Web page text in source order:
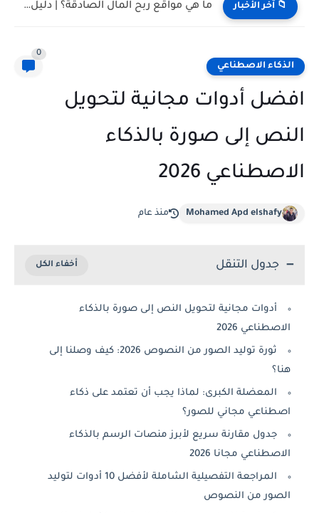
📁 آخر الأخبار تأثير وسائل التواصل الاجتماعي على حياتنا اليومية: بين الفوائد والتحديات
الذكاء الاصطناعي
0
افضل أدوات مجانية لتحويل
النص إلى صورة بالذكاء
الاصطناعي 2026
Mohamed Apd elshafy منذ عام
جدول التنقل
أدوات مجانية لتحويل النص إلى صورة بالذكاء
الاصطناعي 2026
ثورة توليد الصور من النصوص 2026: كيف وصلنا إلى
هنا؟
المعضلة الكبرى: لماذا يجب أن تعتمد على ذكاء
اصطناعي مجاني للصور؟
جدول مقارنة سريع لأبرز منصات الرسم بالذكاء
الاصطناعي مجانا 2026
المراجعة التفصيلية الشاملة لأفضل 10 أدوات لتوليد
الصور من النصوص